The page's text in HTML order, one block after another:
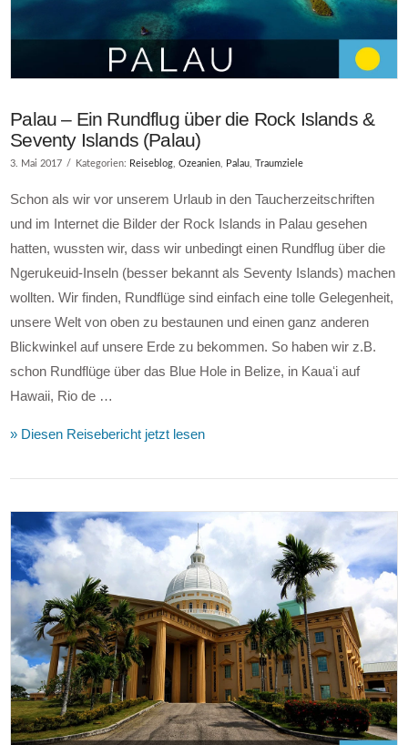
VIEW POST
Palau – Ein Rundflug über die Rock Islands &
Seventy Islands (Palau)
3. Mai 2017 Kategorien: Reiseblog,Ozeanien, Palau,Traumziele
Schon als wir vor unserem Urlaub in den Taucherzeitschriften
und im Internet die Bilder der Rock Islands in Palau gesehen
hatten, wussten wir, dass wir unbedingt einen Rundflug über die
Ngerukeuid-Inseln (besser bekannt als Seventy Islands) machen
wollten. Wir finden, Rundflüge sind einfach eine tolle Gelegenheit,
unsere Welt von oben zu bestaunen und einen ganz anderen
Blickwinkel auf unsere Erde zu bekommen. So haben wir z.B.
schon Rundflüge über das Blue Hole in Belize, in Kauaʻi auf
Hawaii, Rio de …
» Diesen Reisebericht jetzt lesen